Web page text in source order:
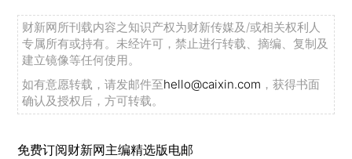
财新网所刊载内容之知识产权为财新传媒及/或相关权利人
专属所有或持有。未经许可，禁止进行转载、摘编、复制及
建立镜像等任何使用。
如有意愿转载，请发邮件至hello@caixin.com ，获得书面
确认及授权后，方可转载。
免费订阅财新网主编精选版电邮